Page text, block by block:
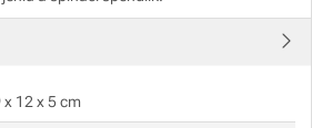
x 12 x 5 cm